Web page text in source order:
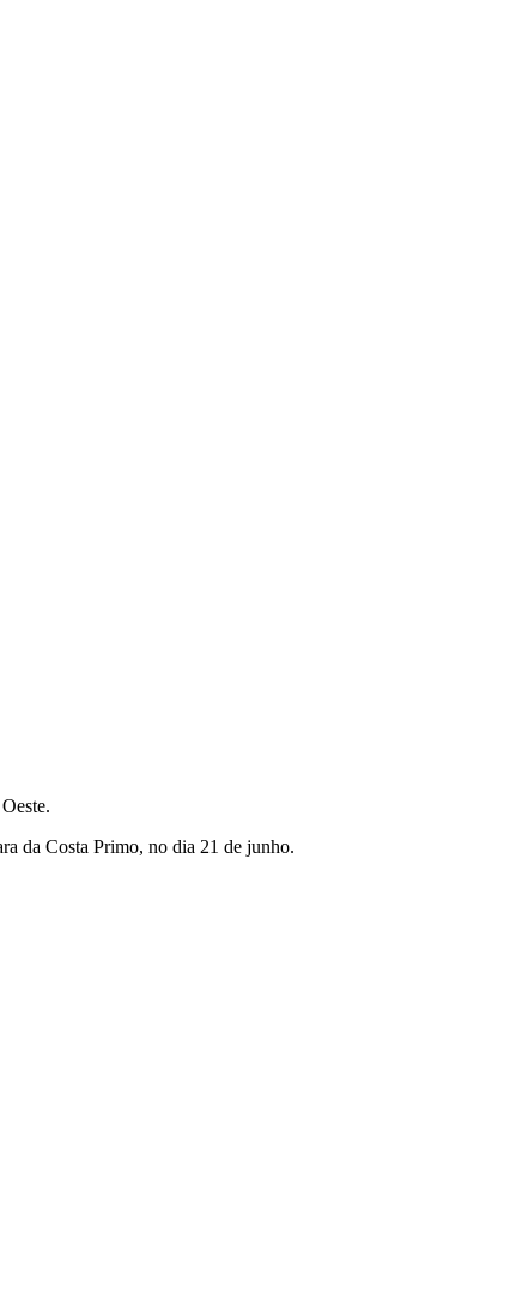
da Costa Primo, no dia 21 de junho.